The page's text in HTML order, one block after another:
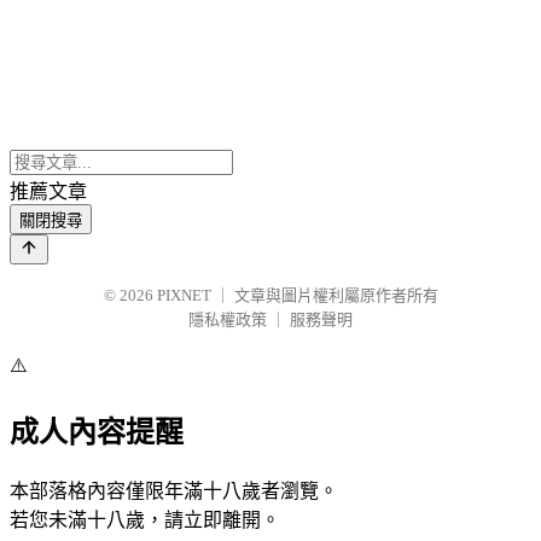
推薦文章
關閉搜尋
© 2026 PIXNET
文章與圖片權利屬原作者所有
隱私權政策
服務聲明
⚠️
成人內容提醒
本部落格內容僅限年滿十八歲者瀏覽。
若您未滿十八歲，請立即離開。